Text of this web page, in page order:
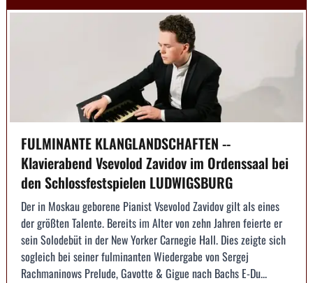
FULMINANTE KLANGLANDSCHAFTEN --
Klavierabend Vsevolod Zavidov im Ordenssaal bei
den Schlossfestspielen LUDWIGSBURG
Der in Moskau geborene Pianist Vsevolod Zavidov gilt als eines
der größten Talente. Bereits im Alter von zehn Jahren feierte er
sein Solodebüt in der New Yorker Carnegie Hall. Dies zeigte sich
sogleich bei seiner fulminanten Wiedergabe von Sergej
Rachmaninows Prelude, Gavotte & Gigue nach Bachs E-Du...